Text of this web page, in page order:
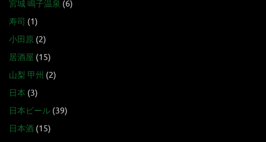
宮城 鳴子温泉 (6)
寿司 (1)
小田原 (2)
居酒屋 (15)
山梨 甲州 (2)
日本 (3)
日本ビール (39)
日本酒 (15)